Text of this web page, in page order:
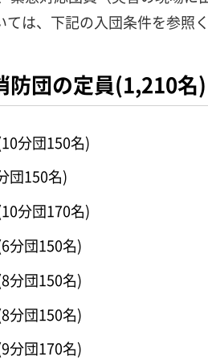
は、下記の入団条件を参照く
防団の定員(1,210名)
分団150名)
団150名)
分団170名)
分団150名)
分団150名)
分団150名)
分団170名)